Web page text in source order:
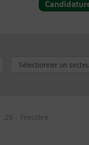
29 - Finistère